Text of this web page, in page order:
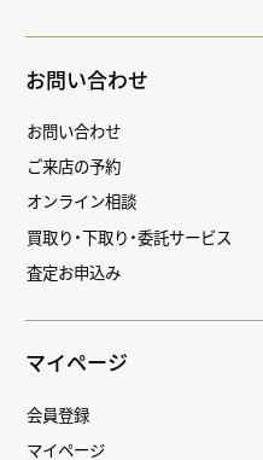
お問い合わせ
お問い合わせ
ご来店の予約
オンライン相談
買取り・下取り・委託サービス
査定お申込み
マイページ
会員登録
マイページ